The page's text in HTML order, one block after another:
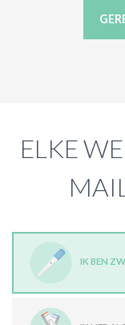
ELKE
IK BEN